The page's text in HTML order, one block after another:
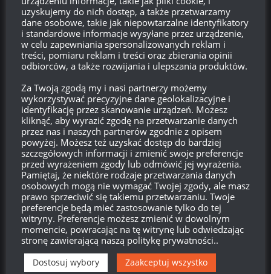
Hey mam pytanie odnośnie tego zestawu „Gamescom 2-18
– zestaw stylizacyjny” po zakupie camo jest widoczne na
czołgu i podczas gry, lecz u kolegi na laptopie już tego camo
nie ma widać (zauważyłem to gdy graliśmy razem w plutonie)
tylko zwykły francuski zielony kolor. Czy ten zestawu widzę to
tylko ja nikt więcej ???? to słabo
inne camo wyswietlało się
u niego normalne.
0 Odpowiedz
Bin4r Autor
Reply tosztil4 12:39, 19 sierpnia 2018 12:39
Cześć. Być może ma wyłączone niehistoryczne elementy
wyglądu.
0 Odpowiedz
sztil4
Reply toBin4r 12:51, 19 sierpnia 2018 12:51
uzyskujemy do nich dostęp, a także przetwarzamy
dane osobowe, takie jak niepowtarzalne identyfikatory
i standardowe informacje wysyłane przez urządzenie,
w celu zapewniania spersonalizowanych reklam i
treści, pomiaru reklam i treści oraz zbierania opinii
odbiorców, a także rozwijania i ulepszania produktów.
Za Twoją zgodą my i nasi partnerzy możemy
wykorzystywać precyzyjne dane geolokalizacyjne i
identyfikację przez skanowanie urządzeń. Możesz
kliknąć, aby wyrazić zgodę na przetwarzanie danych
przez nas i naszych partnerów zgodnie z opisem
powyżej. Możesz też uzyskać dostęp do bardziej
szczegółowych informacji i zmienić swoje preferencje
przed wyrażeniem zgody lub odmówić jej wyrażenia.
Pamiętaj, że niektóre rodzaje przetwarzania danych
osobowych mogą nie wymagać Twojej zgody, ale masz
prawo sprzeciwić się takiemu przetwarzaniu. Twoje
preferencje będą mieć zastosowanie tylko do tej
witryny. Preferencje możesz zmienić w dowolnym
momencie, powracając na tę witrynę lub odwiedzając
stronę zawierającą naszą politykę prywatności..
Dostosuj wybory Zaakceptuj wszystko